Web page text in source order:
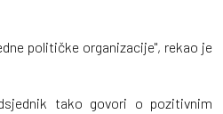
političke organizacije", rekao je
tako govori o pozitivnim